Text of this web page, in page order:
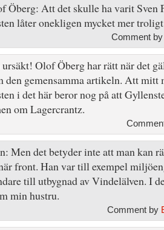
Öberg: Att det skulle ha varit Sven
låter onekligen mycket mer
Comment
Olof Öberg har rätt när det
den gemensamma artikeln. Att mitt
i det här beror nog på att
om Lagercrantz.
Men det betyder inte att man kan
front. Han var till exempel
till utbygnad av Vindelälven. I
min hustru.
Comment by